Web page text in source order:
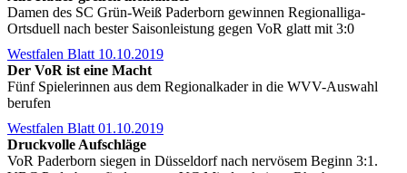
Damen des SC Grün-Weiß Paderborn gewinnen Regionalliga-
Ortsduell nach bester Saisonleistung gegen VoR glatt mit 3:0
Westfalen Blatt 10.10.2019
Der VoR ist eine Macht
Fünf Spielerinnen aus dem Regionalkader in die WVV-Auswahl
berufen
Westfalen Blatt 01.10.2019
Druckvolle Aufschläge
VoR Paderborn siegen in Düsseldorf nach nervösem Beginn 3:1.